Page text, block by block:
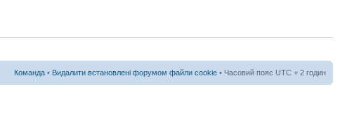
Команда • Видалити встановлені форумом файли cookie • Часовий пояс UTC + 2 годин